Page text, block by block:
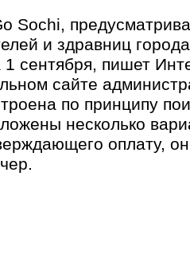
Sochi,
и здравниц
1 сентября, пишет
сайте
по принципу
несколько
оплату,